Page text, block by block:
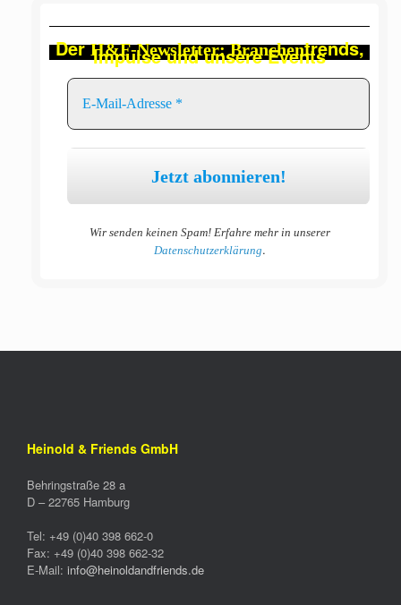
DerH&F-Newsletter: Branchentrends,
Impulse und unsere Events
Wir senden keinen Spam! Erfahre mehr in unserer
Datenschutzerklärung.
Heinold & Friends GmbH
Behringstraße 28 a
D –22765 Hamburg
Tel: +49 (0)40 398 662-0
Fax: +49 (0)40 398 662-32
E-Mail: info@heinoldandfriends.de